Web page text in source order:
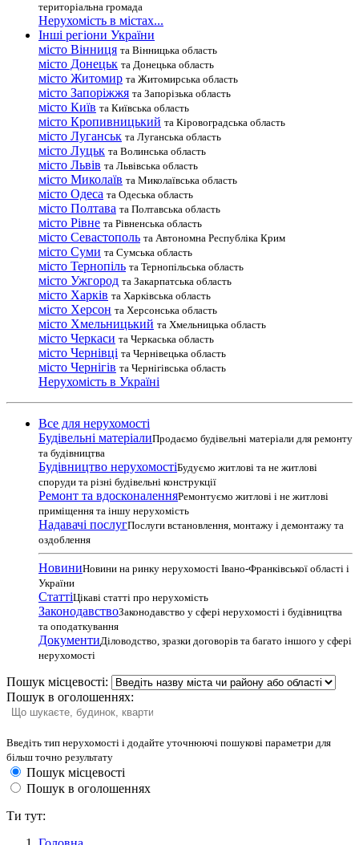
територіальна громада
Нерухомість в містах...
Інші регіони України
місто Вінниця та Вінницька область
місто Донецьк та Донецька область
місто Житомир та Житомирська область
місто Запоріжжя та Запорізька область
місто Київ та Київська область
місто Кропивницький та Кіровоградська область
місто Луганськ та Луганська область
місто Луцьк та Волинська область
місто Львів та Львівська область
місто Миколаїв та Миколаївська область
місто Одеса та Одеська область
місто Полтава та Полтавська область
місто Рівне та Рівненська область
місто Севастополь та Автономна Республіка Крим
місто Суми та Сумська область
місто Тернопіль та Тернопільська область
місто Ужгород та Закарпатська область
місто Харків та Харківська область
місто Херсон та Херсонська область
місто Хмельницький та Хмельницька область
місто Черкаси та Черкаська область
місто Чернівці та Чернівецька область
місто Чернігів та Чернігівська область
Нерухомість в Україні
Все для нерухомості
Будівельні матеріалиПродаємо будівельні матеріали для ремонту
та будівництва
Будівництво нерухомостіБудуємо житлові та не житлові
споруди та різні будівельні конструкції
Ремонт та вдосконаленняРемонтуємо житлові і не житлові
приміщення та іншу нерухомість
Надавачі послугПослуги встановлення, монтажу і демонтажу та
оздоблення
НовиниНовини на ринку нерухомості Івано-Франківської області і
України
СтаттіЦікаві статті про нерухомість
ЗаконодавствоЗаконодавство у сфері нерухомості і будівництва
та оподаткування
ДокументиДіловодство, зразки договорів та багато іншого у сфері
нерухомості
Пошук місцевості:
Пошук в оголошеннях:
Введіть тип нерухомості і додайте уточнюючі пошукові параметри для
більш точно результату
Пошук місцевості
Пошук в оголошеннях
Ти тут: